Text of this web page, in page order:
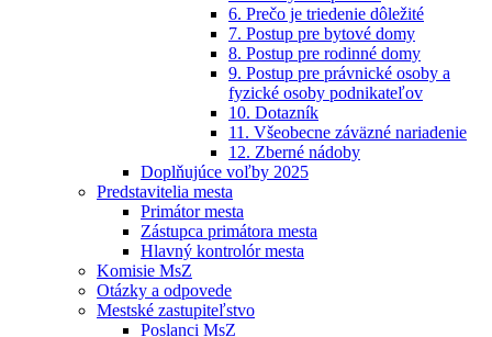
6. Prečo je triedenie dôležité
7. Postup pre bytové domy
8. Postup pre rodinné domy
9. Postup pre právnické osoby a
fyzické osoby podnikateľov
10. Dotazník
11. Všeobecne záväzné nariadenie
12. Zberné nádoby
Doplňujúce voľby 2025
Predstavitelia mesta
Primátor mesta
Zástupca primátora mesta
Hlavný kontrolór mesta
Komisie MsZ
Otázky a odpovede
Mestské zastupiteľstvo
Poslanci MsZ